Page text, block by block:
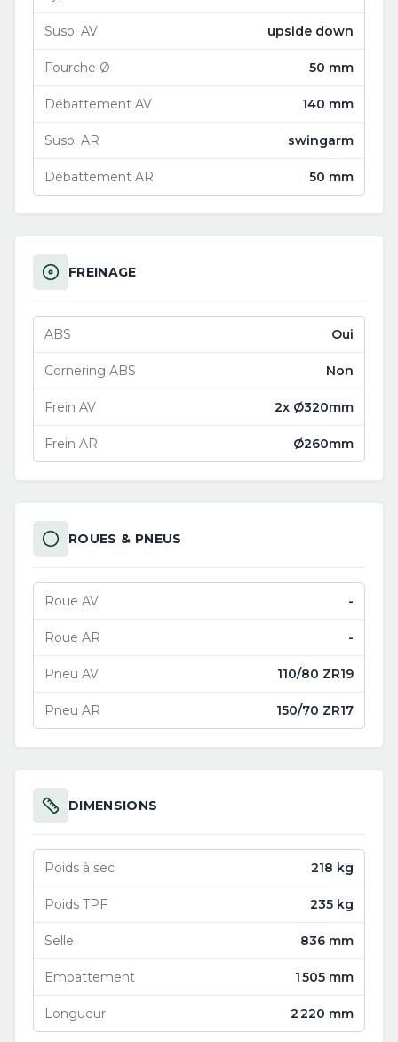
Susp. AV upside down
Fourche Ø 50 mm
Débattement AV 140 mm
Susp. AR swingarm
Débattement AR 50 mm
FREINAGE
ABS Oui
Cornering ABS Non
Frein AV 2x Ø320mm
Frein AR Ø260mm
ROUES & PNEUS
Roue AV -
Roue AR -
Pneu AV 110/80 ZR19
Pneu AR 150/70 ZR17
DIMENSIONS
Poids à sec 218 kg
Poids TPF 235 kg
Selle 836 mm
Empattement 1 505 mm
Longueur 2 220 mm